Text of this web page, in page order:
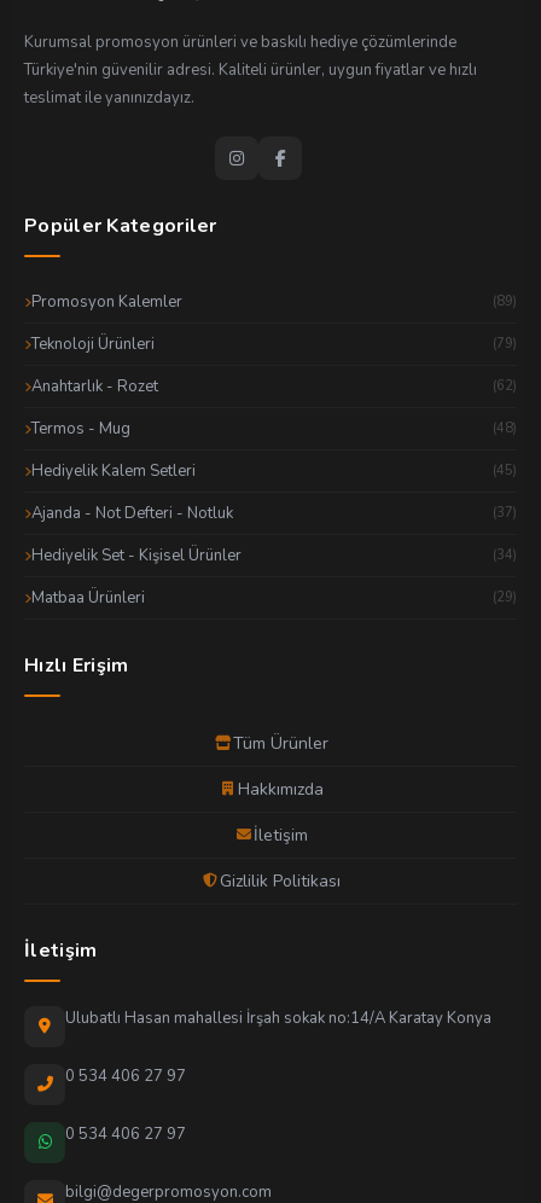
Kurumsal promosyon ürünleri ve baskılı hediye çözümlerinde
Türkiye'nin güvenilir adresi. Kaliteli ürünler, uygun fiyatlar ve hızlı
teslimat ile yanınızdayız.
Popüler Kategoriler
Promosyon Kalemler (89)
Teknoloji Ürünleri (79)
Anahtarlık - Rozet (62)
Termos - Mug (48)
Hediyelik Kalem Setleri (45)
Ajanda - Not Defteri - Notluk (37)
Hediyelik Set - Kişisel Ürünler (34)
Matbaa Ürünleri (29)
Hızlı Erişim
Tüm Ürünler
Hakkımızda
İletişim
Gizlilik Politikası
İletişim
Ulubatlı Hasan mahallesi İrşah sokak no:14/A Karatay Konya
0 534 406 27 97
0 534 406 27 97
bilgi@degerpromosyon.com